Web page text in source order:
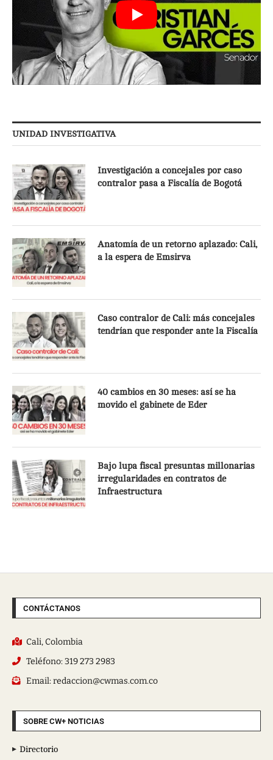
UNIDAD INVESTIGATIVA
Investigación a concejales por caso
contralor pasa a Fiscalía de Bogotá
Anatomía de un retorno aplazado: Cali,
a la espera de Emsirva
Caso contralor de Cali: más concejales
tendrían que responder ante la Fiscalía
40 cambios en 30 meses: así se ha
movido el gabinete de Eder
Bajo lupa fiscal presuntas millonarias
irregularidades en contratos de
Infraestructura
CONTÁCTANOS
Cali, Colombia
Teléfono: 319 273 2983
Email: redaccion@cwmas.com.co
SOBRE CW+ NOTICIAS
Directorio